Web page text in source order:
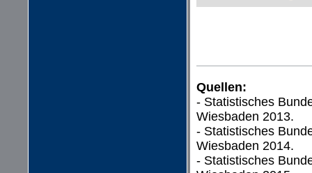
Quellen:
- Statistisches
Wiesbaden 2013.
- Statistisches
Wiesbaden 2014.
- Statistisches